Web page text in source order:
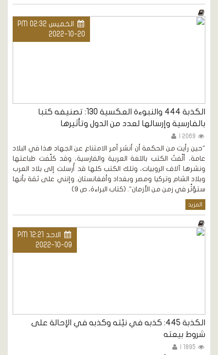
الخميس PM 02:32
2022-10-20
الكذبة 444 والنبوءة العكسية 130: تصنيفه كتبا
بالفارسية وإرسالها لعدد من الدول وتأثيرها
"حين رأيت من الحكمة أن أنشر أمر الامتناع عن الجهاد هذا في البلاد
عامة، ألّفتُ الكتب باللغة العربية والفارسية، وقد كلّفت طباعتها
ونشرها آلاف الروبيات، وتلك الكتب كلها قد أُرسلت إلى بلاد العرب
وبلاد الشام وتركيا ومصر وبغداد وأفغانستان. وإنني على ثقة بأنها
ستؤثِّر في زمن من الأزمان". (كتاب البراءة، ص 9)
المزيد
الاحد PM 12:21
2022-10-09
الكذبة 445: كذبه في نيّته وكذبه في الإحالة على
شروط بيعته